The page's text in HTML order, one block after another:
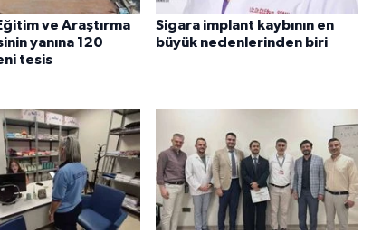
ve Araştırma
yanına 120
tesis
Sigara implant kaybının en
büyük nedenlerinden biri